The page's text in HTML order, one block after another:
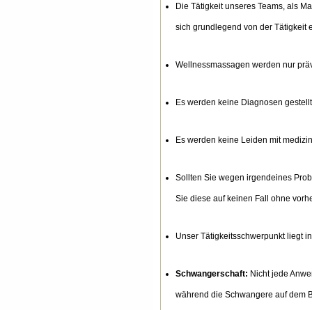
Die Tätigkeit unseres Teams, als
sich grundlegend von der Tätigkeit
Wellnessmassagen werden nur
Es werden keine Diagnosen
Es werden keine Leiden mit
Sollten Sie wegen irgendeines
Sie diese auf keinen Fall ohne
Unser Tätigkeitsschwerpunkt liegt
Schwangerschaft: Nicht jede
während die Schwangere auf dem